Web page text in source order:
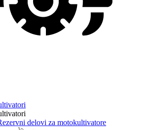
delovi za motokultivatore